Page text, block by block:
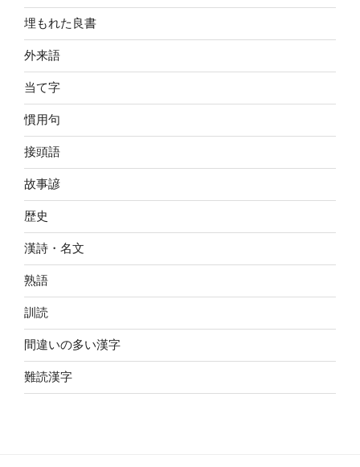
埋もれた良書
外来語
当て字
慣用句
接頭語
故事諺
歴史
漢詩・名文
熟語
訓読
間違いの多い漢字
難読漢字